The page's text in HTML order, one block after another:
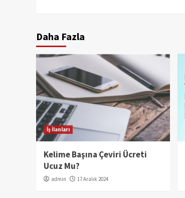
Daha Fazla
İş İlanları
Kelime Başına Çeviri Ücreti
Ucuz Mu?
admin 17 Aralık 2024